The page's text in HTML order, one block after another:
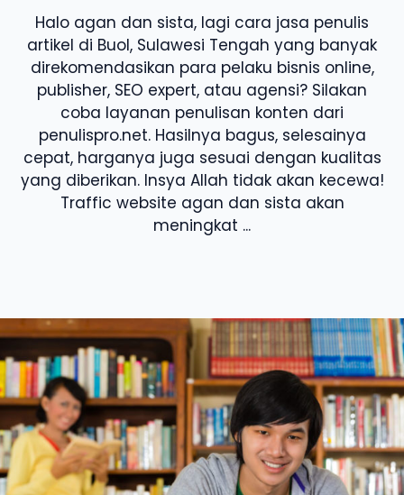
Halo agan dan sista, lagi cara jasa penulis
artikel di Buol, Sulawesi Tengah yang banyak
direkomendasikan para pelaku bisnis online,
publisher, SEO expert, atau agensi? Silakan
coba layanan penulisan konten dari
penulispro.net. Hasilnya bagus, selesainya
cepat, harganya juga sesuai dengan kualitas
yang diberikan. Insya Allah tidak akan kecewa!
Traffic website agan dan sista akan
meningkat ...